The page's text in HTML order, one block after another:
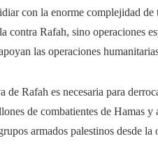
con la enorme complejidad
contra Rafah, sino operaciones
las operaciones
Rafah es necesaria para
de combatientes de Hamas y
armados palestinos desde